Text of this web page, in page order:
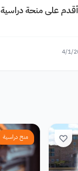
على منحة دراسية
4/1/
منح دراسية